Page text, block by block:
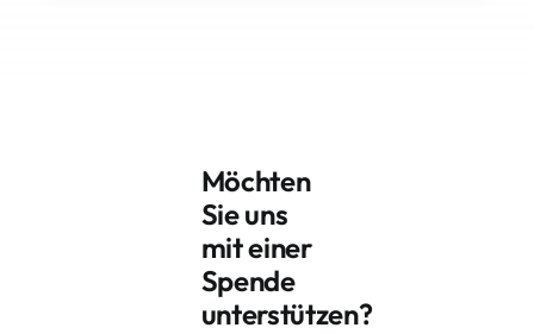
Möchten
Sie uns
mit einer
Spende
unterstützen?